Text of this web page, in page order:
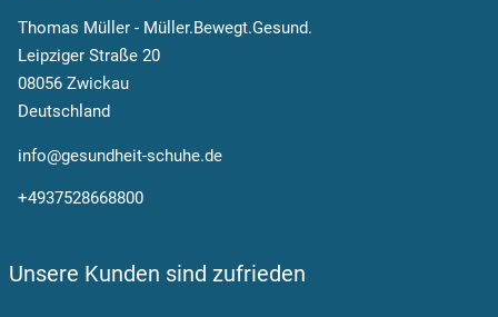
Thomas Müller - Müller.Bewegt.Gesund.
Leipziger Straße 20
08056 Zwickau
Deutschland
info@gesundheit-schuhe.de
+4937528668800
Unsere Kunden sind zufrieden